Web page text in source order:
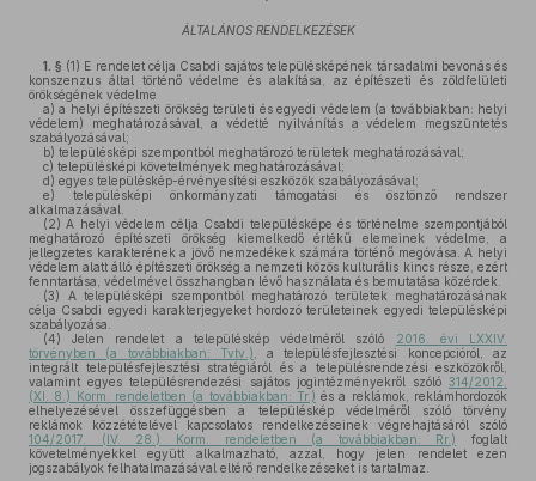
ÁLTALÁNOS RENDELKEZÉSEK
1. § (1) E rendelet célja Csabdi sajátos településképének társadalmi bevonás és
konszenzus által történő védelme és alakítása, az építészeti és zöldfelületi
örökségének védelme
a) a helyi építészeti örökség területi és egyedi védelem (a továbbiakban: helyi
védelem) meghatározásával, a védetté nyilvánítás a védelem megszüntetés
szabályozásával;
b) településképi szempontból meghatározó területek meghatározásával;
c) településképi követelmények meghatározásával;
d) egyes településkép-érvényesítési eszközök szabályozásával;
e) településképi önkormányzati támogatási és ösztönző rendszer
alkalmazásával.
(2) A helyi védelem célja Csabdi településképe és történelme szempontjából
meghatározó építészeti örökség kiemelkedő értékű elemeinek védelme, a
jellegzetes karakterének a jövő nemzedékek számára történő megóvása. A helyi
védelem alatt álló építészeti örökség a nemzeti közös kulturális kincs része, ezért
fenntartása, védelmével összhangban lévő használata és bemutatása közérdek.
(3) A településképi szempontból meghatározó területek meghatározásának
célja Csabdi egyedi karakterjegyeket hordozó területeinek egyedi településképi
szabályozása.
(4) Jelen rendelet a településkép védelméről szóló
2016. évi LXXIV.
törvényben (a továbbiakban: Tvtv.) , a településfejlesztési koncepcióról, az
integrált településfejlesztési stratégiáról és a településrendezési eszközökről,
valamint egyes településrendezési sajátos jogintézményekről szóló 314/2012.
(XI. 8.) Korm. rendeletben (a továbbiakban: Tr.) és a reklámok, reklámhordozók
elhelyezésével összefüggésben a településkép védelméről szóló törvény
reklámok közzétételével kapcsolatos rendelkezéseinek végrehajtásáról szóló
104/2017. (IV. 28.) Korm. rendeletben (a továbbiakban: Rr.)
foglalt
követelményekkel együtt alkalmazható, azzal, hogy jelen rendelet ezen
jogszabályok felhatalmazásával eltérő rendelkezéseket is tartalmaz.